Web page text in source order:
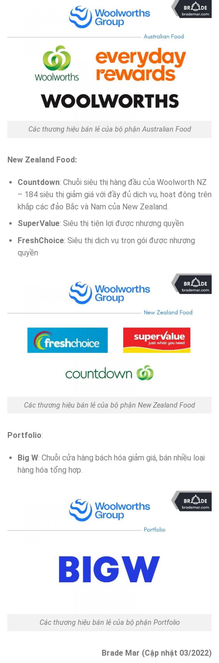
Các thương hiệu bán lẻ của bộ phận Australian Food
New Zealand Food:
Countdown: Chuỗi siêu thị hàng đầu của Woolworth NZ
– 184 siêu thị giảm giá với đầy đủ dịch vụ, hoạt động trên
khắp các đảo Bắc và Nam của New Zealand.
SuperValue: Siêu thị tiện lợi được nhượng quyền
FreshChoice: Siêu thị dịch vụ trọn gói được nhượng
quyền
Các thương hiệu bán lẻ của bộ phận New Zealand Food
Portfolio:
Big W: Chuỗi cửa hàng bách hóa giảm giá, bán nhiều loại
hàng hóa tổng hợp.
Các thương hiệu bán lẻ của bộ phận Portfolio
Brade Mar (Cập nhật 03/2022)